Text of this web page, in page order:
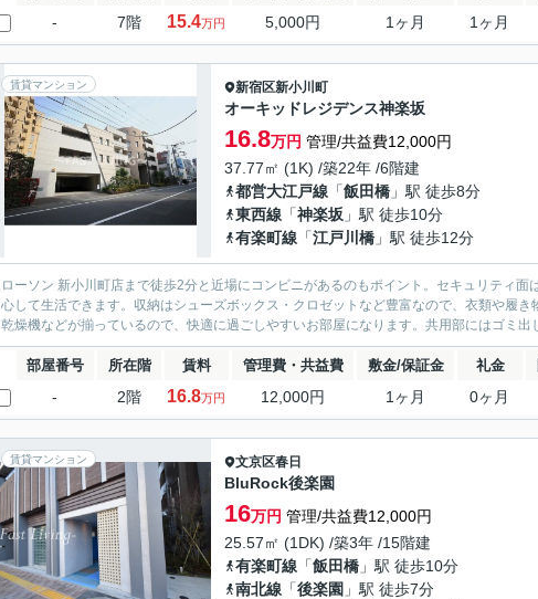
- 7階 15.4万円 5,000円 1ヶ月 1ヶ月
賃貸マンション 新宿区新小川町
オーキッドレジデンス神楽坂
16.8万円 管理/共益費12,000円
37.77㎡ (1K) /築22年 /6階建
都営大江戸線 「飯田橋 」駅 徒歩8分
東西線 「神楽坂 」駅 徒歩10分
有楽町線 「江戸川橋 」駅 徒歩12分
ローソン 新小川町店まで徒歩2分と近場にコンビニがあるのもポイント。セキュリティ
心して生活できます。収納はシューズボックス・クロゼットなど豊富なので、衣類や履
乾燥機などが揃っているので、快適に過ごしやすいお部屋になります。共用部にはゴミ
部屋番号 所在階 賃料 管理費・共益費 敷金/保証金 礼金
- 2階 16.8万円 12,000円 1ヶ月 0ヶ月
賃貸マンション 文京区春日
BluRock後楽園
16万円 管理/共益費12,000円
25.57㎡ (1DK) /築3年 /15階建
有楽町線 「飯田橋 」駅 徒歩10分
南北線 「後楽園 」駅 徒歩7分